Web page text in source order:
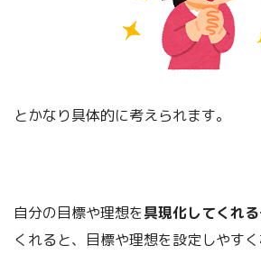
とかなり具体的に考えられます。
自分の目標や理想を具現化してくれ
くれると、目標や理想を設定しやすく